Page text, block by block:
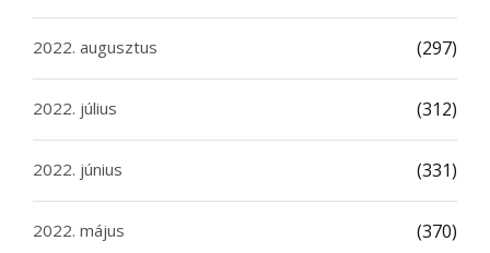
2022. augusztus (297)
2022. július (312)
2022. június (331)
2022. május (370)